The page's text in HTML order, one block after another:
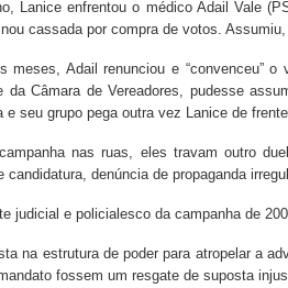
Lanice enfrentou o médico Adail Vale
cassada por compra de votos.
meses, Adail renunciou e “convenceu”
da Câmara de Vereadores, pudesse
e seu grupo pega outra vez Lanice de
nas ruas, eles travam outro
candidatura, denúncia de propaganda
judicial e policialesco da campanha de
na estrutura de poder para atropelar a
fossem um resgate de suposta